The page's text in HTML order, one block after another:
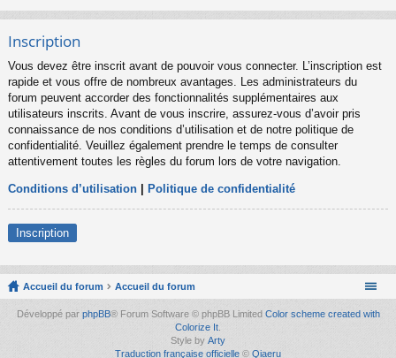
Inscription
Vous devez être inscrit avant de pouvoir vous connecter. L’inscription est
rapide et vous offre de nombreux avantages. Les administrateurs du
forum peuvent accorder des fonctionnalités supplémentaires aux
utilisateurs inscrits. Avant de vous inscrire, assurez-vous d’avoir pris
connaissance de nos conditions d’utilisation et de notre politique de
confidentialité. Veuillez également prendre le temps de consulter
attentivement toutes les règles du forum lors de votre navigation.
Conditions d’utilisation Politique de confidentialité
Inscription
Accueil du forum Accueil du forum
Développé par phpBB® Forum Software © phpBB Limited Color scheme created with
Colorize It.
Style by Arty
Traduction française officielle © Qiaeru